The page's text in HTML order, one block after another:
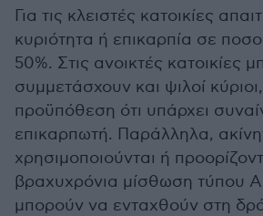
Για τις κλειστές κατοικίες
κυριότητα ή επικαρπία σε
50%. Στις ανοικτές κατοικίες
συμμετάσχουν και ψιλοί
προϋπόθεση ότι υπάρχει
επικαρπωτή. Παράλληλα,
χρησιμοποιούνται ή
βραχυχρόνια μίσθωση τύπου
μπορούν να ενταχθούν στη